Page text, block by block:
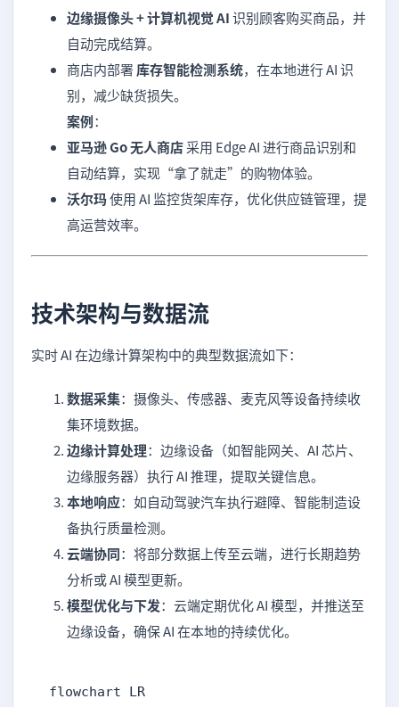
边缘摄像头 + 计算机视觉 AI识别顾客购买商品，并
自动完成结算。
商店内部署库存智能检测系统，在本地进行 AI 识
别，减少缺货损失。
案例：
亚马逊 Go 无人商店采用 Edge AI 进行商品识别和
自动结算，实现“拿了就走”的购物体验。
沃尔玛使用 AI 监控货架库存，优化供应链管理，提
高运营效率。
技术架构与数据流
实时 AI 在边缘计算架构中的典型数据流如下：
数据采集：摄像头、传感器、麦克风等设备持续收
集环境数据。
边缘计算处理：边缘设备（如智能网关、AI 芯片、
边缘服务器）执行 AI 推理，提取关键信息。
本地响应：如自动驾驶汽车执行避障、智能制造设
备执行质量检测。
云端协同：将部分数据上传至云端，进行长期趋势
分析或 AI 模型更新。
模型优化与下发：云端定期优化 AI 模型，并推送至
边缘设备，确保 AI 在本地的持续优化。
flowchart LR